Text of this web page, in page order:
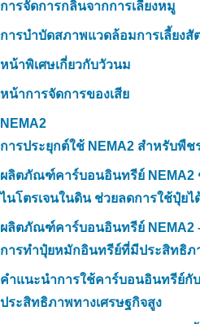
การจัดการกลิ่นจากการเลี้ยงหมู
การบำบัดสภาพแวดล้อมการเลี้ยงสั
หน้าพิเศษเกี่ยวกับวัวนม
หน้าการจัดการของเสีย
NEMA2
การประยุกต์ใช้ NEMA2 สำหรับพื
ผลิตภัณฑ์คาร์บอนอินทรีย์ NEMA2
ไนโตรเจนในดิน ช่วยลดการใช้ปุ๋ย
ผลิตภัณฑ์คาร์บอนอินทรีย์ NEMA2
การทำปุ๋ยหมักอินทรีย์ที่มีประสิทธิภ
คำแนะนำการใช้คาร์บอนอินทรีย์กั
ประสิทธิภาพทางเศรษฐกิจสูง